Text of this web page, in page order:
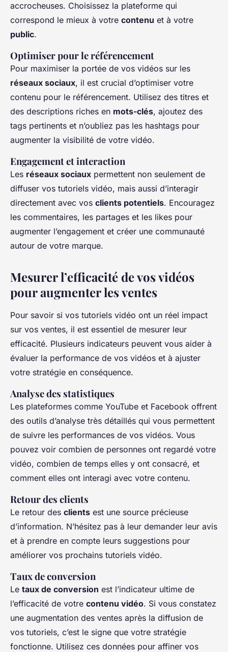
accrocheuses. Choisissez la plateforme qui
correspond le mieux à votre contenu et à votre
public.
Optimiser pour le référencement
Pour maximiser la portée de vos vidéos sur les
réseaux sociaux, il est crucial d’optimiser votre
contenu pour le référencement. Utilisez des titres et
des descriptions riches en mots-clés, ajoutez des
tags pertinents et n’oubliez pas les hashtags pour
augmenter la visibilité de votre vidéo.
Engagement et interaction
Les réseaux sociaux permettent non seulement de
diffuser vos tutoriels vidéo, mais aussi d’interagir
directement avec vos clients potentiels. Encouragez
les commentaires, les partages et les likes pour
augmenter l’engagement et créer une communauté
autour de votre marque.
Mesurer l’efficacité de vos vidéos
pour augmenter les ventes
Pour savoir si vos tutoriels vidéo ont un réel impact
sur vos ventes, il est essentiel de mesurer leur
efficacité. Plusieurs indicateurs peuvent vous aider à
évaluer la performance de vos vidéos et à ajuster
votre stratégie en conséquence.
Analyse des statistiques
Les plateformes comme YouTube et Facebook offrent
des outils d’analyse très détaillés qui vous permettent
de suivre les performances de vos vidéos. Vous
pouvez voir combien de personnes ont regardé votre
vidéo, combien de temps elles y ont consacré, et
comment elles ont interagi avec votre contenu.
Retour des clients
Le retour des clients est une source précieuse
d’information. N’hésitez pas à leur demander leur avis
et à prendre en compte leurs suggestions pour
améliorer vos prochains tutoriels vidéo.
Taux de conversion
Le taux de conversion est l’indicateur ultime de
l’efficacité de votre contenu vidéo. Si vous constatez
une augmentation des ventes après la diffusion de
vos tutoriels, c’est le signe que votre stratégie
fonctionne. Utilisez ces données pour affiner vos